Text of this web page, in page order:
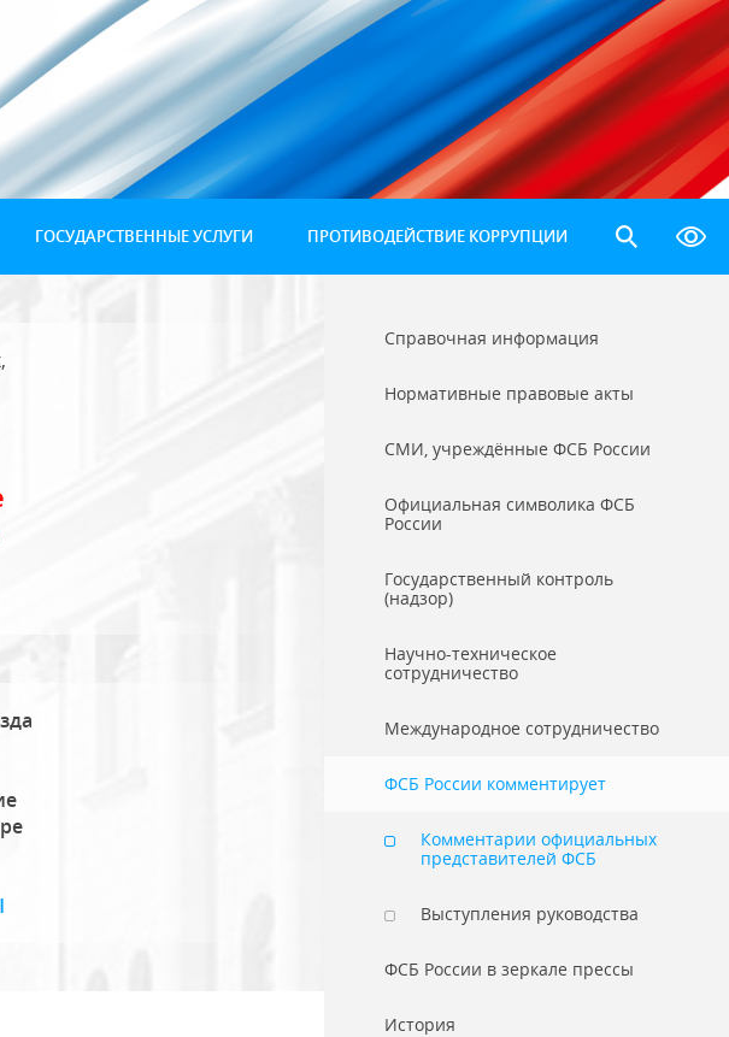
ГОСУДАРСТВЕННЫЕ УСЛУГИ ПРОТИВОДЕЙСТВИЕ КОРРУПЦИИ
Справочная информация
Нормативные правовые акты
СМИ, учреждённые ФСБ России
Официальная символика ФСБ
России
Государственный контроль
(надзор)
Научно-техническое
сотрудничество
Международное сотрудничество
ФСБ России комментирует
Комментарии официальных
представителей ФСБ
Выступления руководства
ФСБ России в зеркале прессы
История